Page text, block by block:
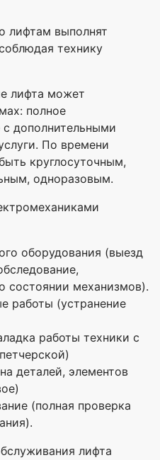
лифтам выполнят
технику
лифта может
полное
дополнительными
По времени
круглосуточным,
одноразовым.
оборудования (выезд
состоянии механизмов).
работы (устранение
работы техники с
деталей, элементов
(полная проверка
лифта